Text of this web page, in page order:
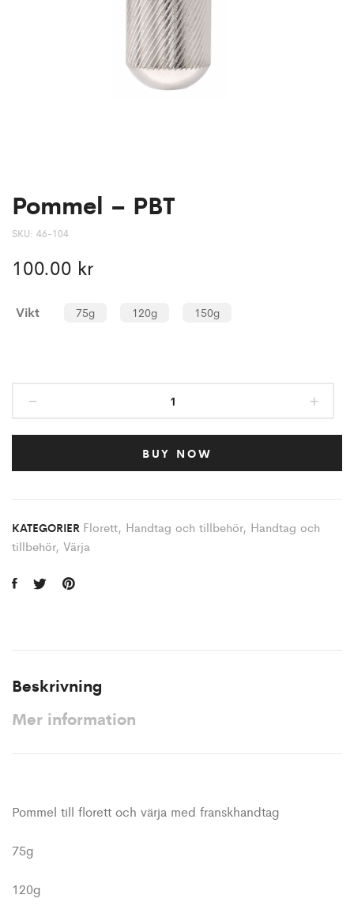
Pommel – PBT
SKU: 46-104
100.00 kr
Vikt 75g 120g 150g
BUY NOW
KATEGORIER Florett, Handtag och tillbehör, Handtag och
tillbehör, Värja
Beskrivning
Mer information
Pommel till florett och värja med franskhandtag
75g
120g